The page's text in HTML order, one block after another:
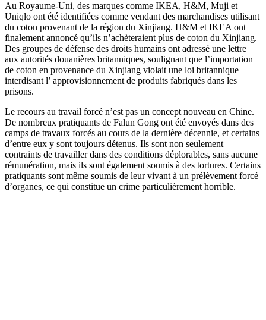
Au Royaume-Uni, des marques comme IKEA, H&M, Muji et
Uniqlo ont été identifiées comme vendant des marchandises utilisant
du coton provenant de la région du Xinjiang. H&M et IKEA ont
finalement annoncé qu’ils n’achèteraient plus de coton du Xinjiang.
Des groupes de défense des droits humains ont adressé une lettre
aux autorités douanières britanniques, soulignant que l’importation
de coton en provenance du Xinjiang violait une loi britannique
interdisant l’ approvisionnement de produits fabriqués dans les
prisons.
Le recours au travail forcé n’est pas un concept nouveau en Chine.
De nombreux pratiquants de Falun Gong ont été envoyés dans des
camps de travaux forcés au cours de la dernière décennie, et certains
d’entre eux y sont toujours détenus. Ils sont non seulement
contraints de travailler dans des conditions déplorables, sans aucune
rémunération, mais ils sont également soumis à des tortures. Certains
pratiquants sont même soumis de leur vivant à un prélèvement forcé
d’organes, ce qui constitue un crime particulièrement horrible.